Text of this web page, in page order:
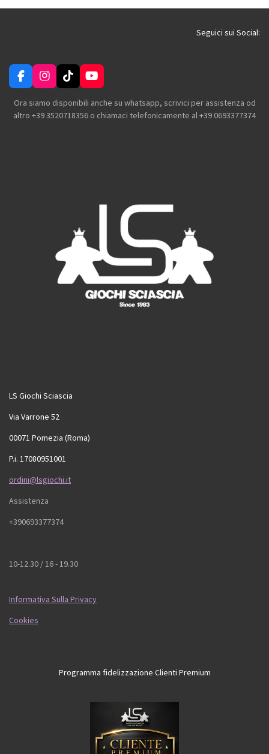
i
i
i
i
i
i
Seguici sui Social:
F
a
c
e
I
n
s
t
T
i
k
T
Y
o
u
T
Ora siamo disponibili anche su whatsapp, scrivici per assistenza od
altro +39 3520718356 o chiamaci telefonicamente al +39 0693377374
LS Giochi Sciascia
Via Varrone 52
00071 Pomezia (Roma)
P.i. 17080951001
ordini@lsgiochi.it
Assistenza
+390693377374
10-12.30 / 16 - 19.30
Informativa Sulla Privacy
Cookies
Programma fidelizzazione Clienti Premium